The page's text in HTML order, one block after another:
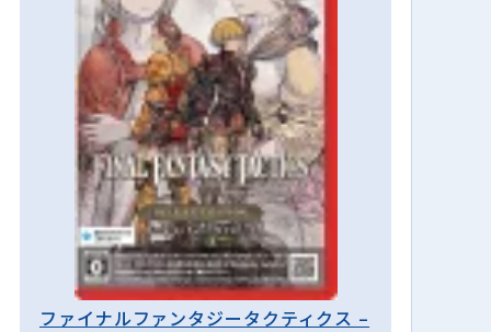
ファイナルファンタジータクティクス –